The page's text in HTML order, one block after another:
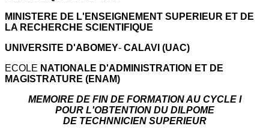
MINISTERE DE L'ENSEIGNEMENT SUPERIEUR ET DE
LA RECHERCHE SCIENTIFIQUE
UNIVERSITE D'ABOMEY- CALAVI (UAC)
ECOLE NATIONALE D'ADMINISTRATION ET DE
MAGISTRATURE (ENAM)
MEMOIRE DE FIN DE FORMATION AU CYCLE I
POUR L'OBTENTION DU DILPOME
DE TECHNNICIEN SUPERIEUR